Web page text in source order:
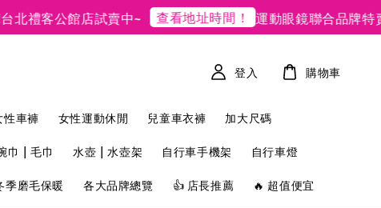
客公館店試賣中~ 查看地址時間！ 運動眼鏡聯合品牌特賣
性車褲 女性運動休閒 兒童車衣褲 加大尺碼
巾 | 毛巾 水壺 | 水壺架 自行車手機架 自行車燈
季磨毛保暖 各大品牌總覽 👍 店長推薦 🔥 超值便宜
登入 購物車